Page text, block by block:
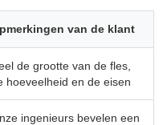
van de klant
de grootte van de fles,
hoeveelheid en de eisen
ingenieurs bevelen een